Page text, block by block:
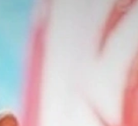
illik
ən